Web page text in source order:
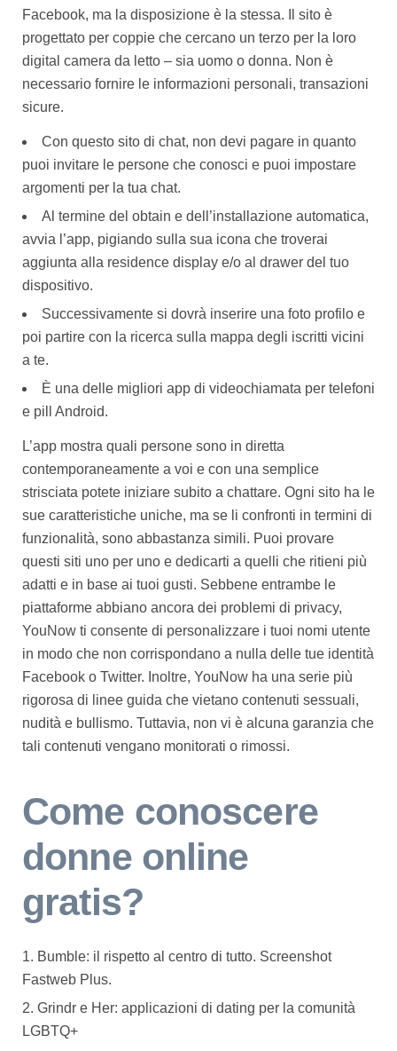
Facebook, ma la disposizione è la stessa. Il sito è
progettato per coppie che cercano un terzo per la loro
digital camera da letto – sia uomo o donna. Non è
necessario fornire le informazioni personali, transazioni
sicure.
Con questo sito di chat, non devi pagare in quanto
puoi invitare le persone che conosci e puoi impostare
argomenti per la tua chat.
Al termine del obtain e dell’installazione automatica,
avvia l’app, pigiando sulla sua icona che troverai
aggiunta alla residence display e/o al drawer del tuo
dispositivo.
Successivamente si dovrà inserire una foto profilo e
poi partire con la ricerca sulla mappa degli iscritti vicini
a te.
È una delle migliori app di videochiamata per telefoni
e pill Android.
L’app mostra quali persone sono in diretta
contemporaneamente a voi e con una semplice
strisciata potete iniziare subito a chattare. Ogni sito ha le
sue caratteristiche uniche, ma se li confronti in termini di
funzionalità, sono abbastanza simili. Puoi provare
questi siti uno per uno e dedicarti a quelli che ritieni più
adatti e in base ai tuoi gusti. Sebbene entrambe le
piattaforme abbiano ancora dei problemi di privacy,
YouNow ti consente di personalizzare i tuoi nomi utente
in modo che non corrispondano a nulla delle tue identità
Facebook o Twitter. Inoltre, YouNow ha una serie più
rigorosa di linee guida che vietano contenuti sessuali,
nudità e bullismo. Tuttavia, non vi è alcuna garanzia che
tali contenuti vengano monitorati o rimossi.
Come conoscere
donne online
gratis?
Bumble: il rispetto al centro di tutto. Screenshot
Fastweb Plus.
Grindr e Her: applicazioni di dating per la comunità
LGBTQ+